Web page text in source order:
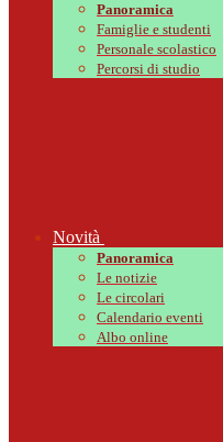
Panoramica
Famiglie e studenti
Personale scolastico
Percorsi di studio
Novità
Panoramica
Le notizie
Le circolari
Calendario eventi
Albo online